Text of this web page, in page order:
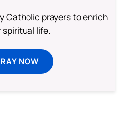
Catholic prayers to enrich
spiritual life.
NOW